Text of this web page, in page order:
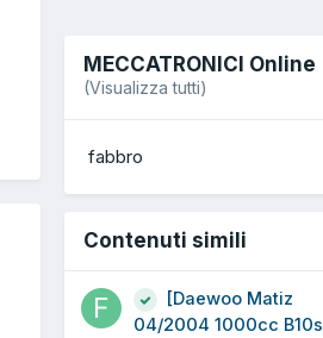
MECCATRONICI Online
(Visualizza tutti)
fabbro
Contenuti simili
[Daewoo Matiz
04/2004 1000cc B10s